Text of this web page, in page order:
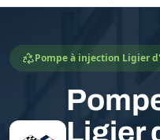
Pompe à injection Ligier
Ligier